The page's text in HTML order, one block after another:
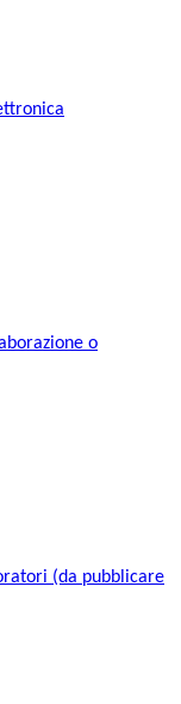
o
(da pubblicare